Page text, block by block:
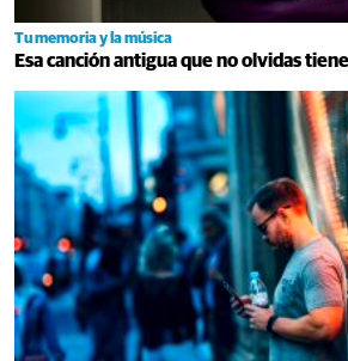
Tu memoria y la música
Esa canción antigua que no olvidas